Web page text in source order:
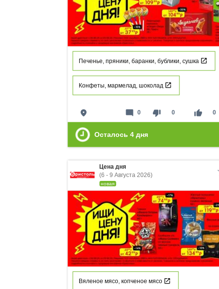
Печенье, пряники, баранки, бублики, сушка
Конфеты, мармелад, шоколад
place thumb_down 0 thumb_up 0
mode_comment 0
Осталось 4 дня
Цена дня
(6 - 9 Августа 2026)
новая
Вяленое мясо, копченое мясо